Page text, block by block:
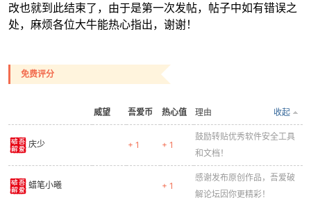
改也就到此结束了，由于是第一次发帖，帖子中如有错误之
处，麻烦各位大牛能热心指出，谢谢！
免费评分
威望 吾爱币 热心值 收起
理由
庆少 + 1 + 1
鼓励转贴优秀软件安全工具
和文档！
蜡笔小曦 + 1
感谢发布原创作品，吾爱破
解论坛因你更精彩！